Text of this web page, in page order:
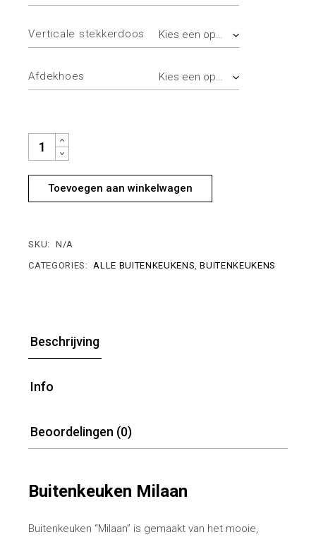
Verticale stekkerdoos Kies een optie
Afdekhoes Kies een optie
MILAAN QUANTITY
Toevoegen aan winkelwagen
SKU: N/A
CATEGORIES: ALLE BUITENKEUKENS,BUITENKEUKENS
Beschrijving
Info
Beoordelingen (0)
Buitenkeuken Milaan
Buitenkeuken “Milaan” is gemaakt van het mooie,